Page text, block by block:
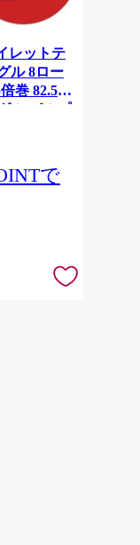
レットテ
ル 8ロー
巻 82.5m
ル パルプ
品 備蓄
で